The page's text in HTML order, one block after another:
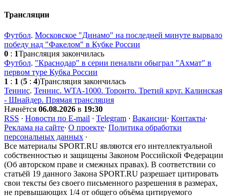
Трансляции
Футбол. Московское "Динамо" на последней минуте вырвало
победу над "Факелом" в Кубке России
0 : 1Трансляция закончилась
Футбол. "Краснодар" в серии пенальти обыграл "Ахмат" в
первом туре Кубка России
1 : 1 (5 : 4)Трансляция закончилась
Теннис. Теннис. WTA-1000. Торонто. Третий круг. Калинская
- Шнайдер. Прямая трансляция
Начнётся 06.08.2026 в 19:30
RSS · Новости по E-mail · Telegram · Вакансии· Контакты·
Реклама на сайте· О проекте· Политика обработки
персональных данных ·
Все материалы SPORT.RU являются его интеллектуальной
собственностью и защищены Законом Российской Федерации
(Об авторском праве и смежных правах). В соответствии со
статьёй 19 данного Закона SPORT.RU разрешает цитировать
свои тексты без своего письменного разрешения в размерах,
не превышающих 1/4 от общего объёма цитируемого